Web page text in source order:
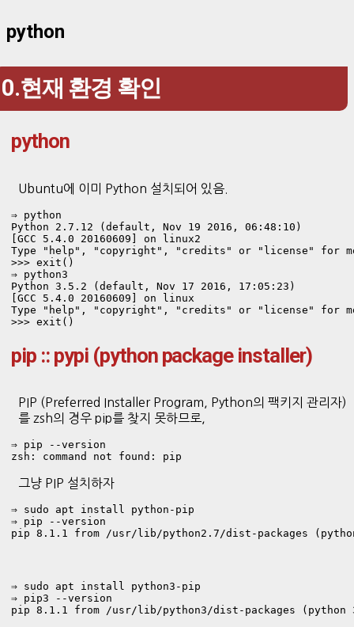
python
0.현재 환경 확인
python
Ubuntu에 이미 Python 설치되어 있음.
⇒ python
Python 2.7.12 (default, Nov 19 2016, 06:48:10)
[GCC 5.4.0 20160609] on linux2
Type "help", "copyright", "credits" or "license" for
>>> exit()
⇒ python3
Python 3.5.2 (default, Nov 17 2016, 17:05:23)
[GCC 5.4.0 20160609] on linux
Type "help", "copyright", "credits" or "license" for
>>> exit()
pip :: pypi (python package installer)
PIP (Preferred Installer Program, Python의 팩키지 관리자)
를 zsh의 경우 pip를 찾지 못하므로,
⇒ pip --version
zsh: command not found: pip
그냥 PIP 설치하자
⇒ sudo apt install python-pip
⇒ pip --version
pip 8.1.1 from /usr/lib/python2.7/dist-packages
⇒ sudo apt install python3-pip
⇒ pip3 --version
pip 8.1.1 from /usr/lib/python3/dist-packages (python